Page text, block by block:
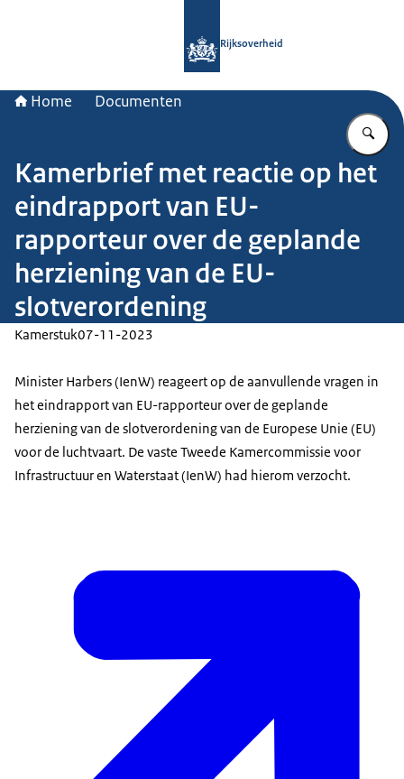
Rijksoverheid
Home Documenten
Kamerbrief met reactie op het
eindrapport van EU-
rapporteur over de geplande
herziening van de EU-
slotverordening
Kamerstuk07-11-2023
Minister Harbers (IenW) reageert op de aanvullende vragen in
het eindrapport van EU-rapporteur over de geplande
herziening van de slotverordening van de Europese Unie (EU)
voor de luchtvaart. De vaste Tweede Kamercommissie voor
Infrastructuur en Waterstaat (IenW) had hierom verzocht.